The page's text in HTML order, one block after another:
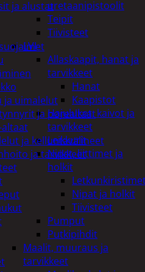
uretaanipistoolit
Teipit
Tiivisteet
LVI
Allaskaapit, hanat ja
tarvikkeet
Hanat
Kaapistot
Hajulukot, kaivot ja
tarvikkeet
Leikkurit
Nipat, liittimet ja
holkit
Nipat ja holkit
Tiivisteet
Pumput
Putkipihdit
Maalit, muuraus ja
tarvikkeet
ja alustat
ja uimalelut
ja porealtaat
ja kelluntavälineet
ja tarvikkeet